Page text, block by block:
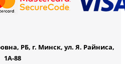
РБ, г. Минск, ул. Я. Райниса,
1А-88